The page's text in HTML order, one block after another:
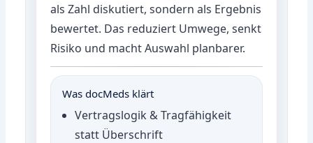
als Zahl diskutiert, sondern als Ergebnis
bewertet. Das reduziert Umwege, senkt
Risiko und macht Auswahl planbarer.
Was docMeds klärt
Vertragslogik & Tragfähigkeit
statt Überschrift